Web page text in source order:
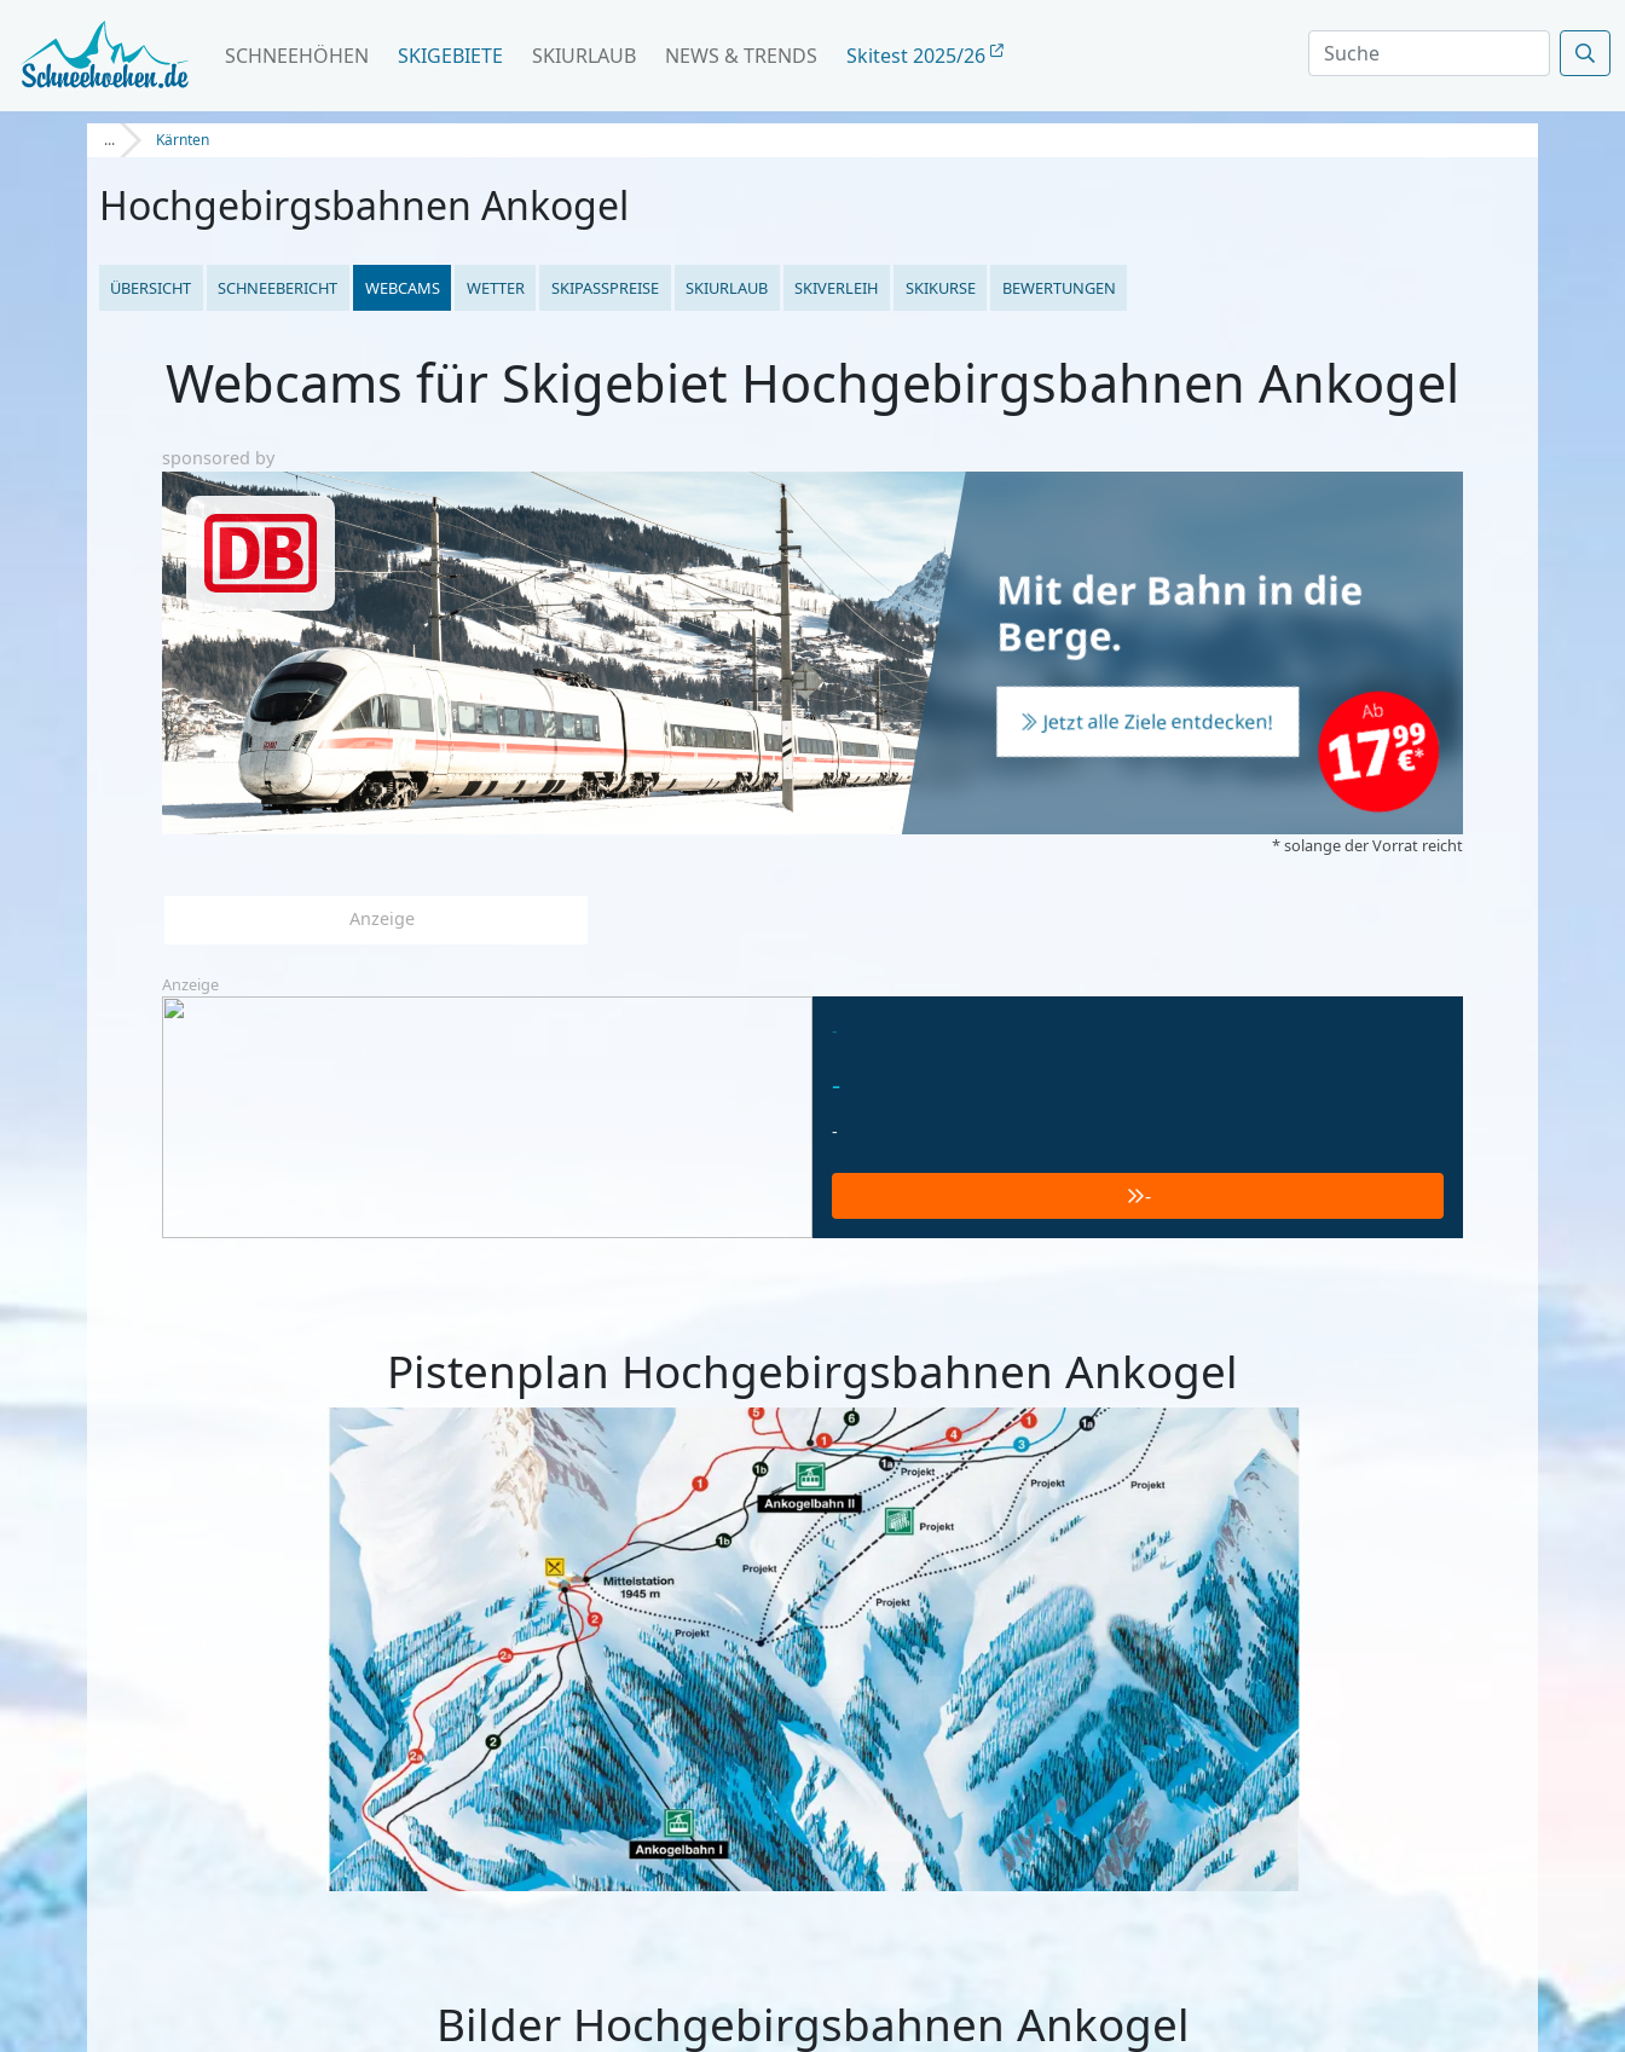
SCHNEEHÖHEN SKIGEBIETE SKIURLAUB NEWS & TRENDS Skitest 2025/26
... Kärnten
Hochgebirgsbahnen Ankogel
ÜBERSICHT SCHNEEBERICHT WEBCAMS WETTER SKIPASSPREISE SKIURLAUB SKIVERLEIH SKIKURSE BEWERTUNGEN
Webcams für Skigebiet Hochgebirgsbahnen Ankogel
sponsored by
Mit der Bahn in die
Berge.
Jetzt alle Ziele entdecken!
* solange der Vorrat reicht
Anzeige
Anzeige
-
-
-
-
Pistenplan Hochgebirgsbahnen Ankogel
Bilder Hochgebirgsbahnen Ankogel